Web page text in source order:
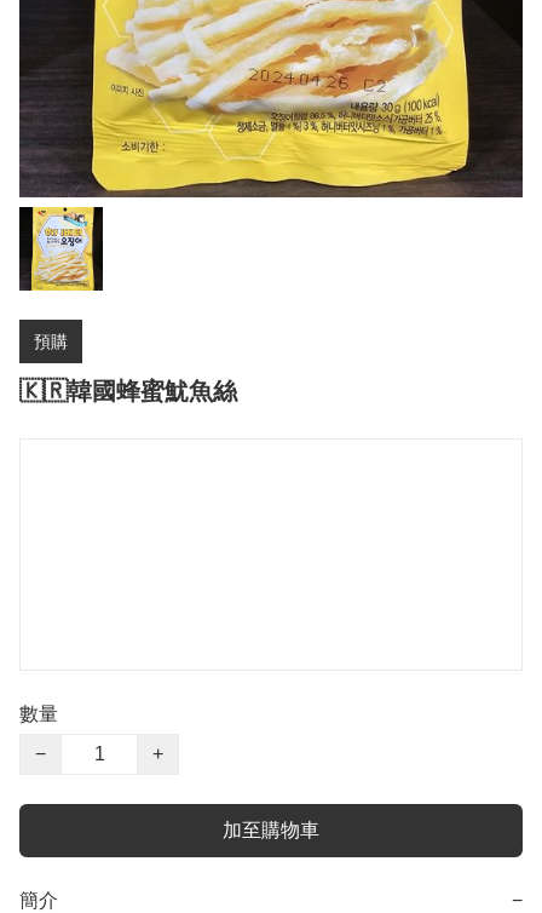
預購
🇰🇷韓國蜂蜜魷魚絲
數量
−
+
加至購物車
簡介 −